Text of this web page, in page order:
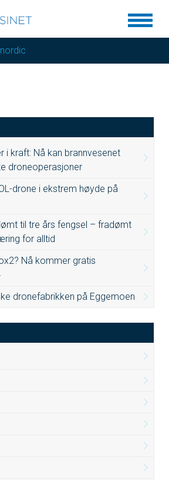
nordic
i kraft: Nå kan brannvesenet
droneoperasjoner
drone i ekstrem høyde på
til tre års fengsel – fradømt
for alltid
Nå kommer gratis
dronefabrikken på Eggemoen